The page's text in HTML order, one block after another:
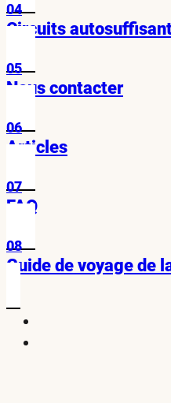
04
Circuits
05
Nous contacter
06
Articles
07
FAQ
08
Guide de voyage de